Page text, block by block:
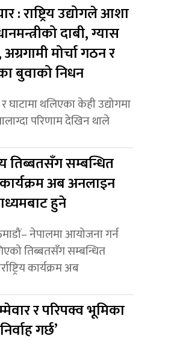
: राष्ट्रिय उद्योगले आशा
दाबी, ग्यास
अग्रगामी मोर्चा गठन र
बुवाको निधन
घाटामा थलिएका केही उद्योगमा
परिणाम देखिन थाले
तिब्बतसँग सम्बन्धित
कार्यक्रम अब अनलाइन
हुने
नेपालमा आयोजना गर्न
तिब्बतसँग सम्बन्धित
कार्यक्रम अब
र परिपक्व भूमिका
निर्वाह गर्छ’